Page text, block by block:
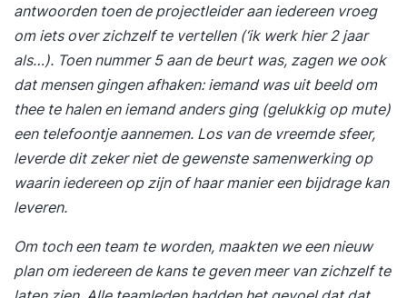
antwoorden toen de projectleider aan iedereen vroeg
om iets over zichzelf te vertellen (‘ik werk hier 2 jaar
als…). Toen nummer 5 aan de beurt was, zagen we ook
dat mensen gingen afhaken: iemand was uit beeld om
thee te halen en iemand anders ging (gelukkig op mute)
een telefoontje aannemen. Los van de vreemde sfeer,
leverde dit zeker niet de gewenste samenwerking op
waarin iedereen op zijn of haar manier een bijdrage kan
leveren.
Om toch een team te worden, maakten we een nieuw
plan om iedereen de kans te geven meer van zichzelf te